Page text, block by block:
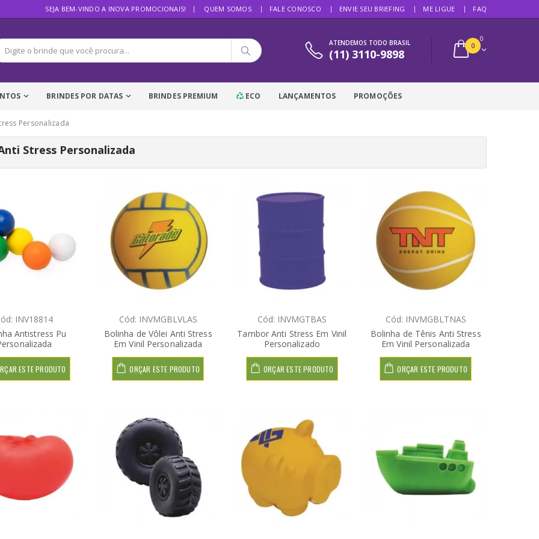
SEJA BEM-VINDO A INOVA PROMOCIONAIS! QUEM SOMOS FALE CONOSCO ENVIE SEU BRIEFING ME LIGUE FAQ
ATENDEMOS TODO BRASIL
(11) 3110-9898
0
0
BRINDES POR DATAS BRINDES PREMIUM ECO LANÇAMENTOS PROMOÇÕES
Personalizada
Stress Personalizada
INV18814
Antistress Pu
ESTE PRODUTO
Cód: INVMGBLVLAS
Bolinha de Vôlei Anti Stress
Em Vinil Personalizada
ORÇAR ESTE PRODUTO
Cód: INVMGTBAS
Tambor Anti Stress Em Vinil
Personalizado
ORÇAR ESTE PRODUTO
Cód: INVMGBLTNAS
Bolinha de Tênis Anti Stress
Em Vinil Personalizada
ORÇAR ESTE PRODUTO